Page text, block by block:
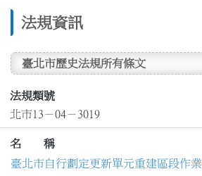
法規資訊
臺北市歷史法規所有條文
法規類號
北市13－04－3019
名 稱
臺北市自行劃定更新單元重建區段作